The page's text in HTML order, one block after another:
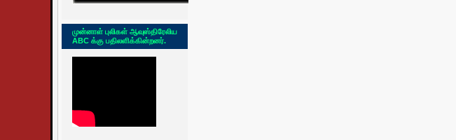
முன்னாள் புலிகள் ஆவுஸ்திரேலிய
ABC க்கு பதிலளிக்கின்றனர்.